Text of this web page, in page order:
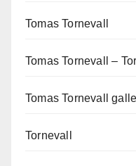
Tomas Tornevall
Tomas Tornevall –
Tomas Tornevall
Tornevall